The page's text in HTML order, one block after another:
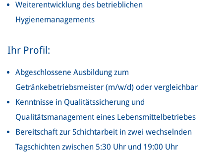
Weiterentwicklung des betrieblichen
Hygienemanagements
Ihr Profil:
Abgeschlossene Ausbildung zum
Getränkebetriebsmeister (m/w/d) oder vergleichbar
Kenntnisse in Qualitätssicherung und
Qualitätsmanagement eines Lebensmittelbetriebes
Bereitschaft zur Schichtarbeit in zwei wechselnden
Tagschichten zwischen 5:30 Uhr und 19:00 Uhr